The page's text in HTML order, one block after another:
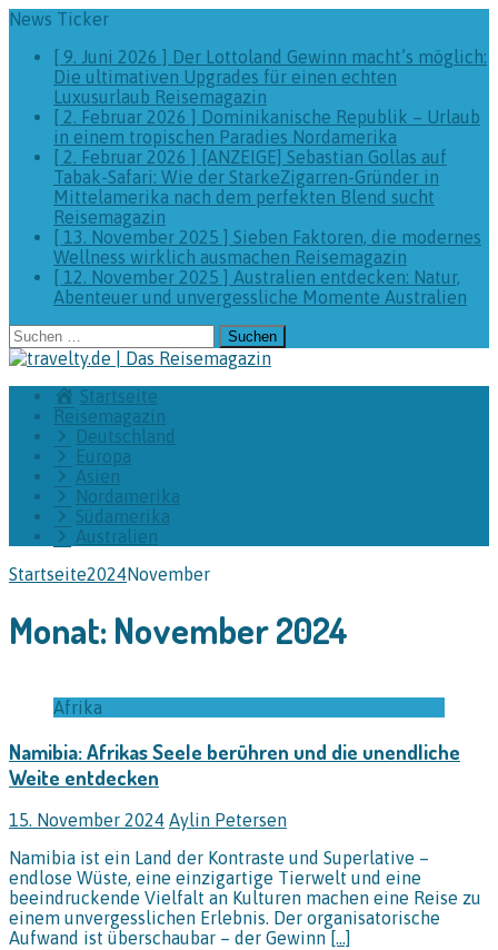
News Ticker
[ 9. Juni 2026 ] Der Lottoland Gewinn macht’s möglich:
Die ultimativen Upgrades für einen echten
Luxusurlaub Reisemagazin
[ 2. Februar 2026 ] Dominikanische Republik – Urlaub
in einem tropischen Paradies Nordamerika
[ 2. Februar 2026 ] [ANZEIGE] Sebastian Gollas auf
Tabak-Safari: Wie der StarkeZigarren-Gründer in
Mittelamerika nach dem perfekten Blend sucht
Reisemagazin
[ 13. November 2025 ] Sieben Faktoren, die modernes
Wellness wirklich ausmachen Reisemagazin
[ 12. November 2025 ] Australien entdecken: Natur,
Abenteuer und unvergessliche Momente Australien
Suchen
nach:
Startseite
Reisemagazin
Deutschland
Europa
Asien
Nordamerika
Südamerika
Australien
Startseite2024November
Monat: November 2024
Afrika
Namibia: Afrikas Seele berühren und die unendliche
Weite entdecken
15. November 2024 Aylin Petersen
Namibia ist ein Land der Kontraste und Superlative –
endlose Wüste, eine einzigartige Tierwelt und eine
beeindruckende Vielfalt an Kulturen machen eine Reise zu
einem unvergesslichen Erlebnis. Der organisatorische
Aufwand ist überschaubar – der Gewinn […]